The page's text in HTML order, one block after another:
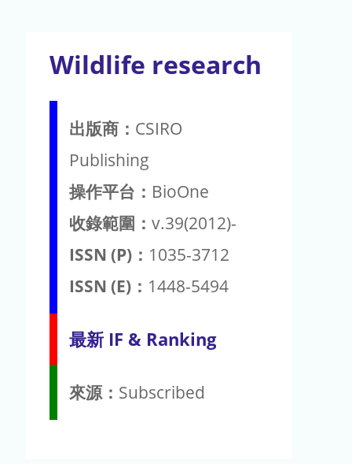
Wildlife research
出版商： CSIRO
Publishing
操作平台： BioOne
收錄範圍： v.39(2012)-
ISSN (P)： 1035-3712
ISSN (E)： 1448-5494
最新 IF & Ranking
來源： Subscribed